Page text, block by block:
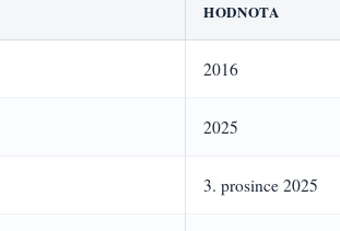
HODNOTA
2016
2025
3. prosince 2025